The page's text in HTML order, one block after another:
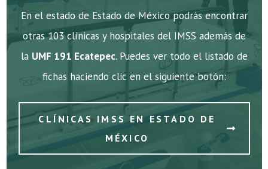
En el estado de Estado de México podrás encontrar
otras 103 clínicas y hospitales del IMSS además de
la UMF 191 Ecatepec. Puedes ver todo el listado de
fichas haciendo clic en el siguiente botón:
CLÍNICAS IMSS EN ESTADO DE
MÉXICO